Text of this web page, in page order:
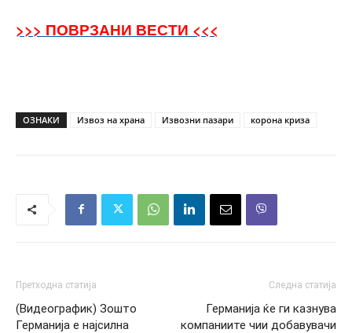
>>> ПОВРЗАНИ ВЕСТИ <<<
ОЗНАКИ Извоз на храна Извозни пазари корона криза
Претходна статија
(Видеографик) Зошто
Германија е најсилна
Следна статија
Германија ќе ги казнува
компаниите чии добавувачи